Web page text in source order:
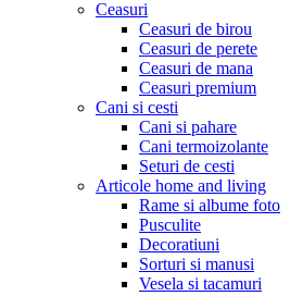
Ceasuri
Ceasuri de birou
Ceasuri de perete
Ceasuri de mana
Ceasuri premium
Cani si cesti
Cani si pahare
Cani termoizolante
Seturi de cesti
Articole home and living
Rame si albume foto
Pusculite
Decoratiuni
Sorturi si manusi
Vesela si tacamuri